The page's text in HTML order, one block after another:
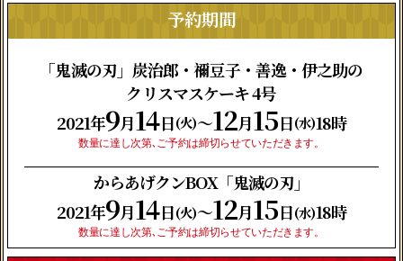
予約期間
「鬼滅の刃」炭治郎・禰豆子・善逸・伊之助の
クリスマスケーキ 4号
2021年9月14日(火)〜12月15日(水)18時
数量に達し次第､ご予約は締切らせていただきます。
からあげクンBOX「鬼滅の刃」
2021年9月14日(火)〜12月15日(水)18時
数量に達し次第､ご予約は締切らせていただきます。